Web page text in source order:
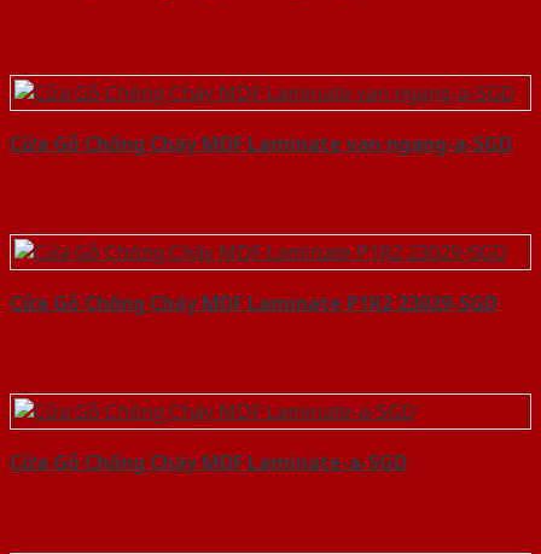
Cửa Gỗ Chống Cháy MDF Laminate van ngang-a-SGD
Cửa Gỗ Chống Cháy MDF Laminate P1R2 23029-SGD
Cửa Gỗ Chống Cháy MDF Laminate-a-SGD